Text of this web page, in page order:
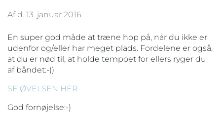
Af d. 13. januar 2016
En super god måde at træne hop på, når du ikke er
udenfor og/eller har meget plads. Fordelene er også,
at du er nød til, at holde tempoet for ellers ryger du
af båndet:-))
SE ØVELSEN HER
God fornøjelse:-)